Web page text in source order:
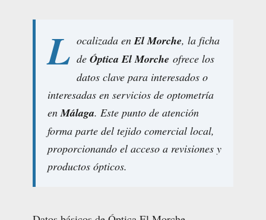
L ocalizada enEl Morche, la ficha
de Óptica El Morche ofrece los
datos clave para interesados o
interesadas en servicios de optometría
enMálaga. Este punto de atención
forma parte del tejido comercial local,
proporcionando el acceso a revisiones y
productos ópticos.